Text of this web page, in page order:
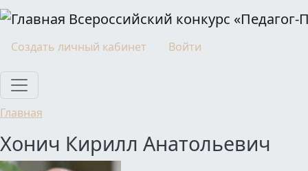
Перейти к основному содержанию
Всероссийский конкурс «Педагог-
Моя учетная запись
Создать личный кабинет Войти
Главная
Хонич Кирилл Анатольевич